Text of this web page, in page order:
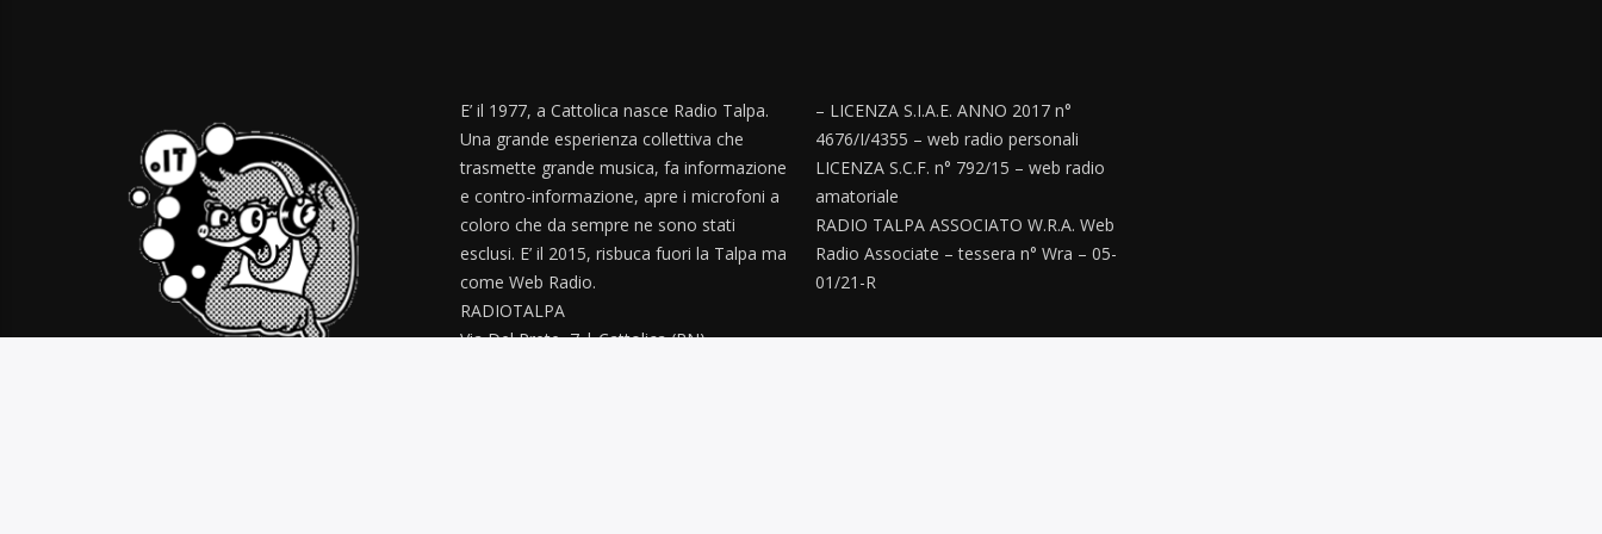
E’ il 1977, a Cattolica nasce Radio Talpa.
Una grande esperienza collettiva che
trasmette grande musica, fa informazione
e contro-informazione, apre i microfoni a
coloro che da sempre ne sono stati
esclusi. E’ il 2015, risbuca fuori la Talpa ma
come Web Radio.
RADIOTALPA
Via Del Prete, 7 | Cattolica (RN)
– LICENZA S.I.A.E. ANNO 2017 n°
4676/I/4355 – web radio personali
LICENZA S.C.F. n° 792/15 – web radio
amatoriale
RADIO TALPA ASSOCIATO W.R.A. Web
Radio Associate – tessera n° Wra – 05-
01/21-R